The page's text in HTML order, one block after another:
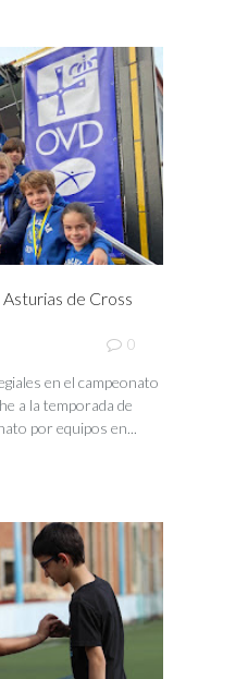
de Cross
0
en el campeonato
a la temporada de
por equipos en...